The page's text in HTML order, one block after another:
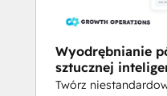
Wyodrębnianie
sztucznej
Twórz